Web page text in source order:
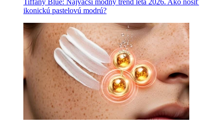
Tiffany Blue: Najväčší módny trend leta 2026. Ako nosiť
ikonickú pastelovú modrú?